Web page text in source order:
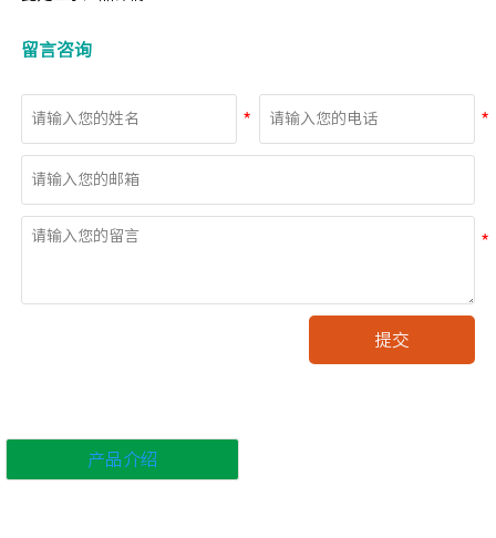
留言咨询
提交
产品介绍